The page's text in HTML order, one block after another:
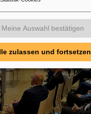
Meine Auswahl bestätigen
zulassen und fortsetzen